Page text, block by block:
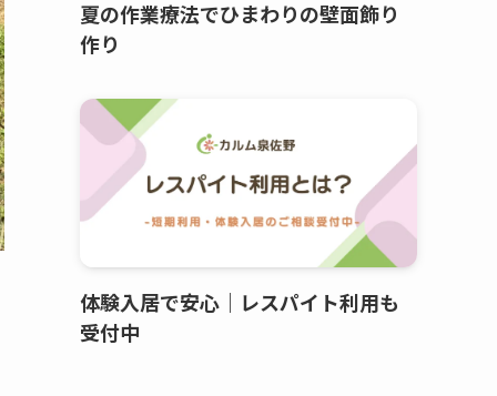
夏の作業療法でひまわりの壁面飾り
作り
体験入居で安心｜レスパイト利用も
受付中